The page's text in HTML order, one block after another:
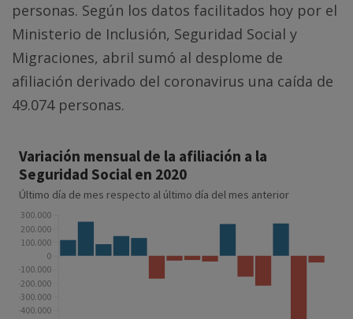
personas. Según los datos facilitados hoy por el
Ministerio de Inclusión, Seguridad Social y
Migraciones, abril sumó al desplome de
afiliación derivado del coronavirus una caída de
49.074 personas.